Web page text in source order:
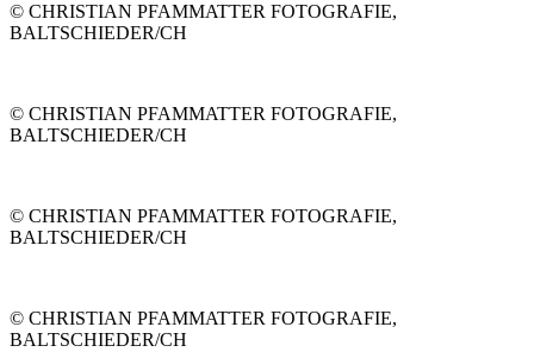
© CHRISTIAN PFAMMATTER FOTOGRAFIE,
BALTSCHIEDER/CH
© CHRISTIAN PFAMMATTER FOTOGRAFIE,
BALTSCHIEDER/CH
© CHRISTIAN PFAMMATTER FOTOGRAFIE,
BALTSCHIEDER/CH
© CHRISTIAN PFAMMATTER FOTOGRAFIE,
BALTSCHIEDER/CH